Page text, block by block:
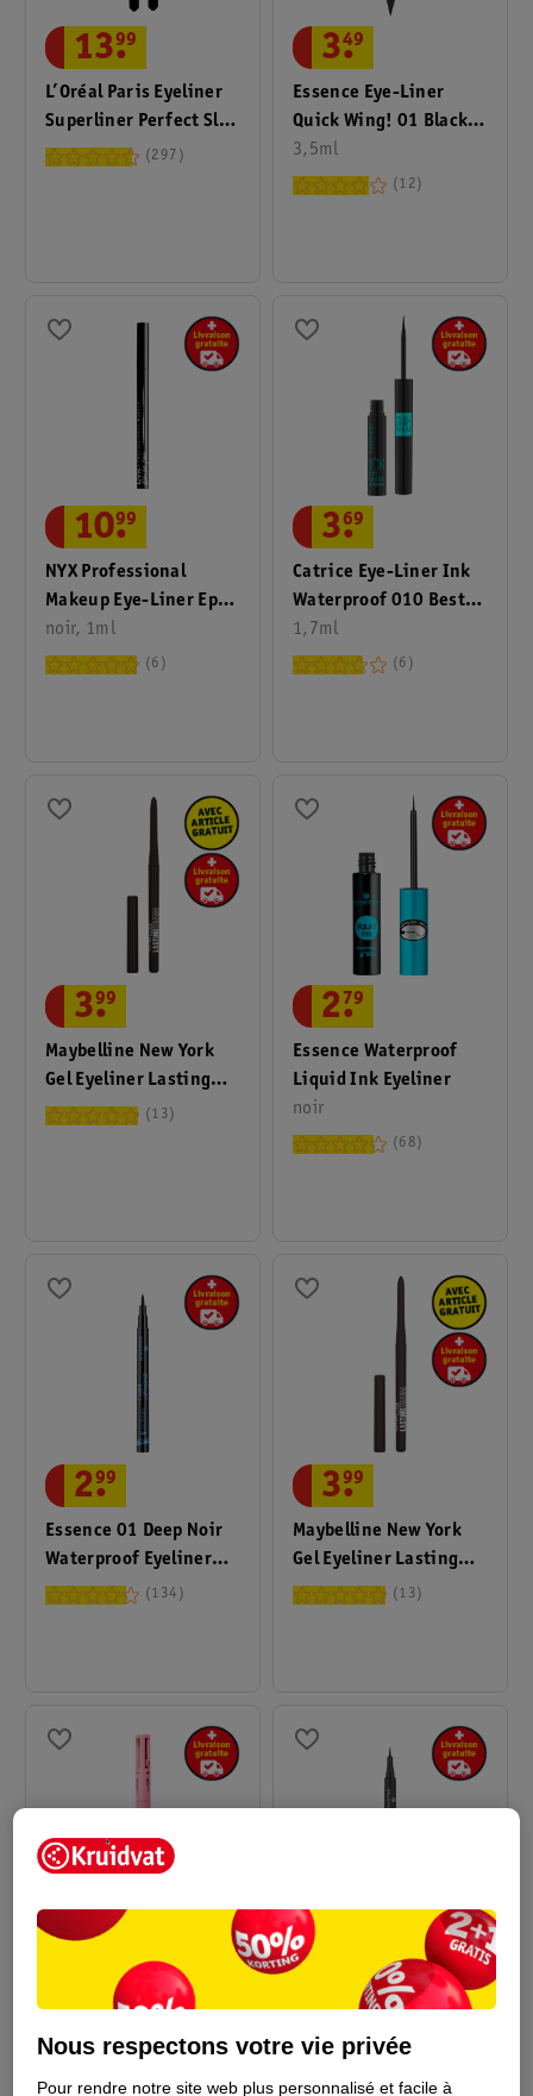
L’Oréal Paris Eyeliner
Superliner Perfect Slim
Intense Black
13.
99
297
Essence Eye-Liner
Quick Wing! 01 Black
Stamp
3,5ml
3.
49
12
NYX Professional
Makeup Eye-Liner Epic
Ink
noir, 1ml
10.
99
6
Catrice Eye-Liner Ink
Waterproof 010 Best
In Black
1,7ml
3.
69
6
Maybelline New York
Gel Eyeliner Lasting
Drama Automatic
3.
99
13
Essence Waterproof
Liquid Ink Eyeliner
noir
2.
79
68
Essence 01 Deep Noir
Waterproof Eyeliner
Pen
2.
99
134
Maybelline New York
Gel Eyeliner Lasting
Drama Automatic
3.
99
13
MCoBeauty Liner 4-En-
1 Super Pen
0,1g
9.99
Essence Eyeliner
Waterproof Tiny Tip 01
Deep Black
1,1ml
Nous respectons votre vie privée
Pour rendre notre site web plus personnalisé et facile à